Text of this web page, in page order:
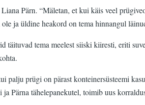
Pärn. “Mäletan, et kui käis veel
ja üldine heakord on tema hinnangul
täituvad tema meelest siiski kiiresti, eriti
palju prügi on pärast konteinersüsteemi
Pärna tähelepanekutel, toimib uus